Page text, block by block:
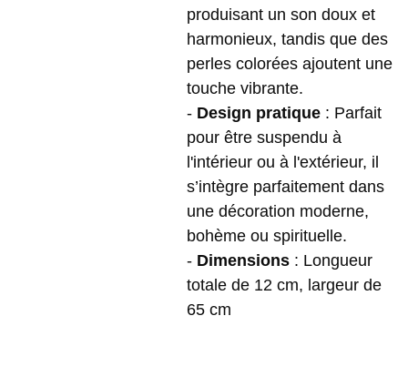
produisant un son doux et
harmonieux, tandis que des
perles colorées ajoutent une
touche vibrante.
- Design pratique : Parfait
pour être suspendu à
l'intérieur ou à l'extérieur, il
s’intègre parfaitement dans
une décoration moderne,
bohème ou spirituelle.
- Dimensions : Longueur
totale de 12 cm, largeur de
65 cm